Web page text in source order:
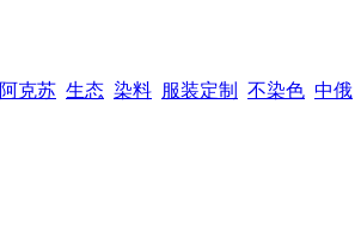
阿克苏 生态 染料 服装定制 不染色 中俄